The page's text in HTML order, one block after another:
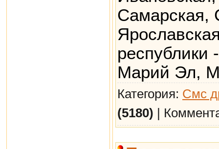
Самарская,
республики
Марий Эл,
Категория: Смс
(5180) |